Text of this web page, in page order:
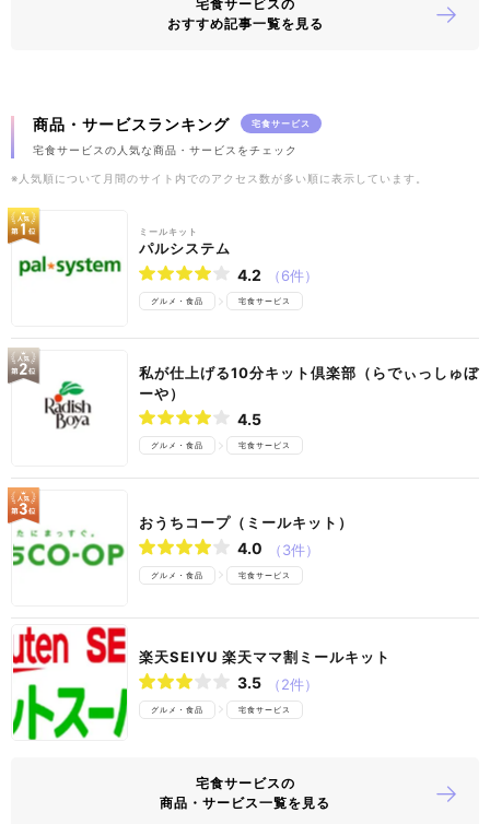
宅食サービスの
おすすめ記事一覧を見る
商品・サービスランキング 宅食サービス
宅食サービスの人気な商品・サービスをチェック
※人気順について月間のサイト内でのアクセス数が多い順に表示しています。
ミールキット
パルシステム
4.2 （6件）
グルメ・食品 宅食サービス
私が仕上げる10分キット倶楽部（らでぃっしゅぼ
ーや）
4.5
グルメ・食品 宅食サービス
おうちコープ（ミールキット）
4.0 （3件）
グルメ・食品 宅食サービス
楽天SEIYU 楽天ママ割ミールキット
3.5 （2件）
グルメ・食品 宅食サービス
宅食サービスの
商品・サービス一覧を見る